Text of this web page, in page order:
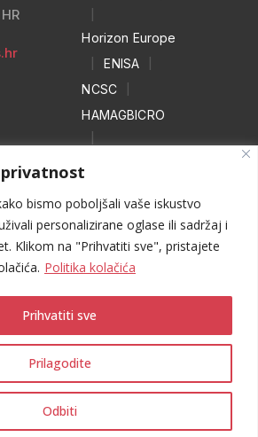
privatnost
bismo poboljšali vaše iskustvo
personalizirane oglase ili sadržaj i
Klikom na "Prihvatiti sve", pristajete
Politika kolačića
Prilagodite
Odbiti
Prihvatiti sve
Horizon Europe
ENISA
NCSC
HAMAGBICRO
NO MORE
RANSOM
| WEB HEROJ
pridržana © 2025 CARNET